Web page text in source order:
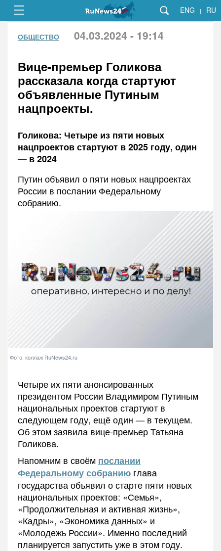
ENG | RU
ОБЩЕСТВО 04.03.2024 - 19:14
Вице-премьер Голикова
рассказала когда стартуют
объявленные Путиным
нацпроекты.
Голикова: Четыре из пяти новых
нацпроектов стартуют в 2025 году, один
— в 2024
Путин объявил о пяти новых нацпроектах
России в послании Федеральному
собранию.
Фото: коллаж RuNews24.ru
Четыре их пяти анонсированных
президентом России Владимиром Путиным
национальных проектов стартуют в
следующем году, ещё один — в текущем.
Об этом заявила вице-премьер Татьяна
Голикова.
Напомним в своём послании
Федеральному собраниюглава
государства объявил о старте пяти новых
национальных проектов: «Семья»,
«Продолжительная и активная жизнь»,
«Кадры», «Экономика данных» и
«Молодежь России». Именно последний
планируется запустить уже в этом году.